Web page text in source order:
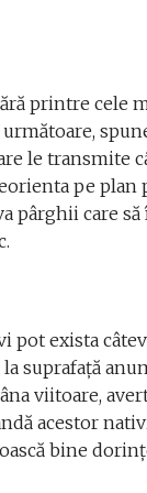
printre cele
le transmite
pe plan
pârghii care
pot exista
la suprafață
viitoare,
acestor
bine